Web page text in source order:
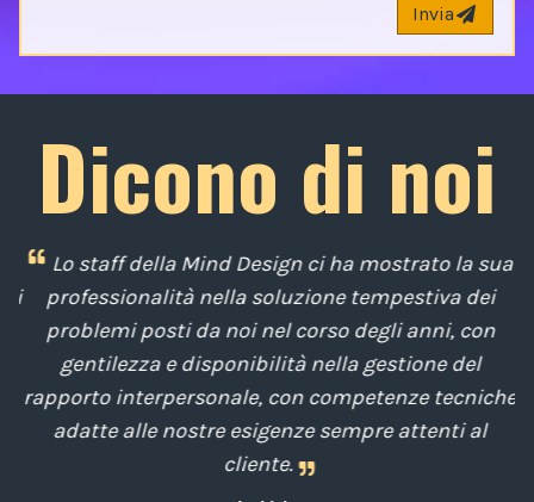
Invia
Dicono di noi
Lo staff della Mind Design ci ha mostrato la sua
professionalità nella soluzione tempestiva dei
problemi posti da noi nel corso degli anni, con
gentilezza e disponibilità nella gestione del
rapporto interpersonale, con competenze tecniche
adatte alle nostre esigenze sempre attenti al
cliente.